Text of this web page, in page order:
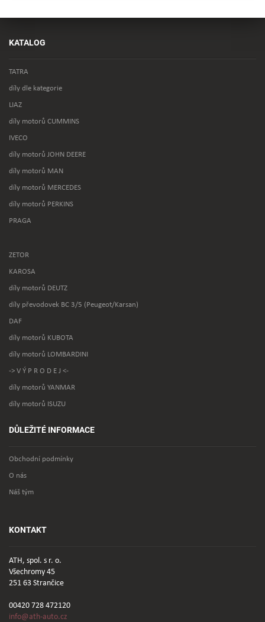
KATALOG
TATRA
díly dle kategorie
LIAZ
díly motorů CUMMINS
IVECO
díly motorů JOHN DEERE
díly motorů MAN
díly motorů MERCEDES
díly motorů PERKINS
PRAGA
ZETOR
KAROSA
díly motorů DEUTZ
díly převodovek BC 3/5 (Peugeot/Karsan)
DAF
díly motorů KUBOTA
díly motorů LOMBARDINI
-> V Ý P R O D E J <-
díly motorů YANMAR
díly motorů ISUZU
DŮLEŽITÉ INFORMACE
Obchodní podmínky
O nás
Náš tým
KONTAKT
ATH, spol. s r. o.
Všechromy 45
251 63 Strančice
00420 728 472120
info@ath-auto.cz